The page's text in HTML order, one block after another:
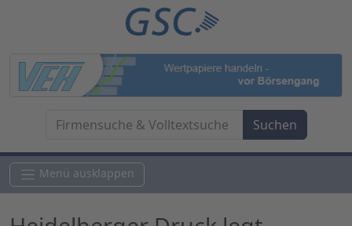
Menü ausklappen